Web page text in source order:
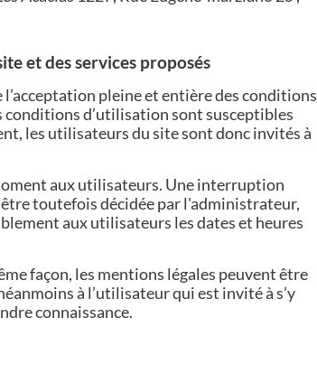
et des services proposés
pleine et entière des conditions
conditions d’utilisation sont susceptibles
les utilisateurs du site sont donc invités à
aux utilisateurs. Une interruption
toutefois décidée par l'administrateur,
aux utilisateurs les dates et heures
façon, les mentions légales peuvent être
à l’utilisateur qui est invité à s’y
connaissance.